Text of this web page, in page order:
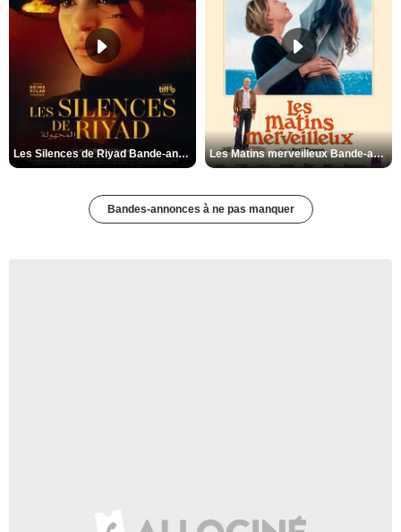
Les Silences de Riyad Bande-annonce VO STFR Les Matins merveilleux Bande-annonce VF
Bandes-annonces à ne pas manquer